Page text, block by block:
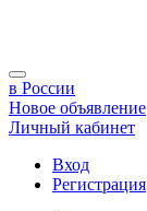
в России
Новое объявление
Личный кабинет
Вход
Регистрация